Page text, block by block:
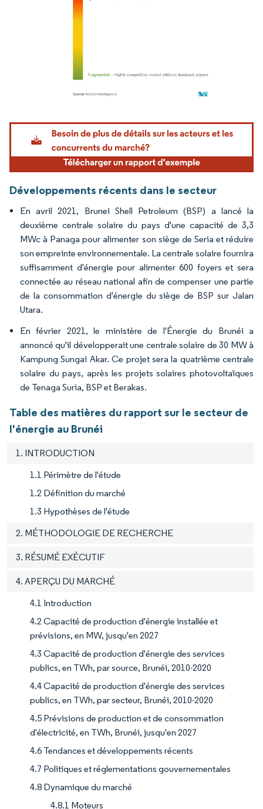
Image © Mordor Intelligence. La réutilisation nécessite une attribution sous CC BY
Développements récents dans le secteur
En avril 2021, Brunei Shell Petroleum (BSP) a lancé la
deuxième centrale solaire du pays d'une capacité de 3,3
MWc à Panaga pour alimenter son siège de Seria et réduire
son empreinte environnementale. La centrale solaire fournira
suffisamment d'énergie pour alimenter 600 foyers et sera
connectée au réseau national afin de compenser une partie
de la consommation d'énergie du siège de BSP sur Jalan
Utara.
En février 2021, le ministère de l'Énergie du Brunéi a
annoncé qu'il développerait une centrale solaire de 30 MW à
Kampung Sungai Akar. Ce projet sera la quatrième centrale
solaire du pays, après les projets solaires photovoltaïques
de Tenaga Suria, BSP et Berakas.
Table des matières du rapport sur le secteur de
l'énergie au Brunéi
1. INTRODUCTION
1.1 Périmètre de l'étude
1.2 Définition du marché
1.3 Hypothèses de l'étude
2. MÉTHODOLOGIE DE RECHERCHE
3. RÉSUMÉ EXÉCUTIF
4. APERÇU DU MARCHÉ
4.1 Introduction
4.2 Capacité de production d'énergie installée et
prévisions, en MW, jusqu'en 2027
4.3 Capacité de production d'énergie des services
publics, en TWh, par source, Brunéi, 2010-2020
4.4 Capacité de production d'énergie des services
publics, en TWh, par secteur, Brunéi, 2010-2020
4.5 Prévisions de production et de consommation
d'électricité, en TWh, Brunéi, jusqu'en 2027
4.6 Tendances et développements récents
4.7 Politiques et réglementations gouvernementales
4.8 Dynamique du marché
4.8.1 Moteurs